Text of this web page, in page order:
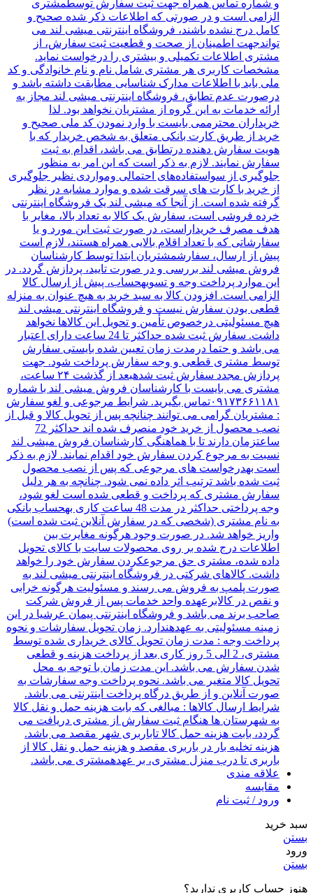
و شماره تماس همراه جهت ثبت سفارش توسطمشتری
الزامی است و در صورتی که اطلاعات ذکر شده صحیح و
کامل درج نشده باشند، فروشگاه اینترنتی میشی لند می
تواندجهت اطمینان از صحت و قطعیت ثبت سفارش، از
مشتری اطلاعات تکمیلی و بیشتری را درخواست نماید.
مشخصات کاربری هر مشتری شامل نام و نام خانوادگی و کد
ملی باید با اطلاعات مدارک شناسایی مطابقت داشته باشد و
درصورت عدم تطابق، فروشگاه‌‌ اینترنتی میشی لند مجاز به
ارائه خدمات به این گروه از مشتریان نخواهد بود. لذا
خریداران محترممی بایست با وارد نمودن کد ملی صحیح و
خرید از طریق کارت بانکی متعلق به شخص خریدار که با
هویت سفارش دهنده درتطابق می باشد، اقدام به ثبت
سفارش نمایند. لازم به ذکر است که این امر به منظور
جلوگیری از سواستفاده‌های احتمالی ومواردی نظیر جلوگیری
از خرید با کارت‌ های سرقت شده و موارد مشابه در نظر
گرفته شده است. از آنجا که میشی لند یک فروشگاه اینترنتی
خرده‌ فروشی است، سفارش یک کالا به تعداد بالا، مغایر با
هدف مصرف خریداراست، در صورت ثبت این مورد و یا
سفارشاتی که با تعداد اقلام بالایی همراه هستند، لازم است
پیش از ارسال، سفارشمشتریان ابتدا توسط کارشناسان
فروش میشی لند بررسی و در صورت تایید، پردازش گردد. در
این موارد پرداخت وجه و تسویهحساب، پیش از ارسال کالا
الزامی است. افزودن کالا به سبد خرید به هیچ عنوان به منزله
قطعی بودن سفارش نیست و فروشگاه اینترنتی میشی لند
هیچ مسئولیتی درخصوص تأمین و تحویل این کالاها نخواهد
داشت. سفارش ثبت شده حداکثر تا 24 ساعت دارای اعتبار
می باشد و حتما درمدت زمان تعیین شده بایستی سفارش
توسط مشتری قطعی و وجه سفارش پرداخت شود. جهت
پردازش مجدد سفارش ثبت شدهبعد از گذشت ۲۴ ساعت،
مشتری می بایست با کارشناسان فروش میشی لند با شماره
۰۹۱۷۳۶۶۱۱۸۱تماس بگیرید. شرایط مرجوعی و لغو سفارش
: مشتریان گرامی می توانند چنانچه پس از تحویل کالا و قبل از
نصب محصول از خرید خود منصرف شده اند حداکثر 72
ساعتزمان دارند تا با هماهنگی کارشناسان فروش میشی لند
نسبت به مرجوع کردن سفارش خود اقدام نمایند. لازم به ذکر
است بهدرخواست های مرجوعی که پس از نصب محصول
ثبت شده باشد ترتیب اثر داده نمی شود. چنانچه به هر دلیل
سفارش مشتری که پرداخت و قطعی شده است لغو شود،
وجه پرداختی حداکثر در مدت 48 ساعت کاری بهحساب بانکی
به نام مشتری (شخصی که در سفارش آنلاین ثبت شده است)
واریز خواهد شد. در صورت وجود هرگونه مغایرت بین
اطلاعات درج شده بر روی محصولات سایت با کالای تحویل
داده شده، مشتری حق مرجوعکردن سفارش خود را خواهد
داشت. کالاهای شرکتی در فروشگاه اینترنتی میشی لند به
صورت پلمپ به فروش می رسند و مسئولیت هرگونه خرابی
و نقص در کالابرعهده واحد خدمات پس از فروش شرکت
صاحب برند می باشد و فروشگاه اینترنتی پیمان عرشیا در این
زمینه مسئولیتی به عهدهندارد. زمان تحویل سفارشات و نحوه
پرداخت وجه : مدت زمان تحویل کالای خریداری شده توسط
مشتری، 2 الی 5 روز کاری بعد از پرداخت هزینه و قطعی
شدن سفارش می باشد. این مدت زمان با توجه به محل
تحویل کالا متغیر می باشد. نحوه پرداخت وجه سفارشات به
صورت آنلاین و از طریق درگاه پرداخت اینترنتی می باشد.
شرایط ارسال کالاها : مبالغی که بابت هزینه حمل و نقل کالا
به شهرستان ها هنگام ثبت سفارش از مشتری دریافت می
گردد، بابت هزینه حمل کالا تاباربری شهر مقصد می باشد.
هزینه تخلیه بار در باربری مقصد و هزینه حمل و نقل کالا از
باربری تا درب منزل مشتری، بر عهدهمشتری می باشد.
علاقه مندی
مقایسه
ورود / ثبت نام
سبد خرید
بستن
ورود
بستن
هنوز حساب کاربری ندارید؟